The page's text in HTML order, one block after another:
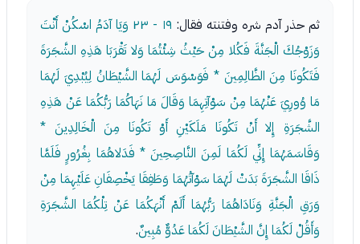
ثم حذر آدم شره وفتنته فقال: ١٩ - ٢٣
وَيَا آدَمُ اسْكُنْ أَنْتَ
وَزَوْجُكَ الْجَنَّةَ فَكُلا مِنْ حَيْثُ شِئْتُمَا وَلا تَقْرَبَا هَذِهِ الشَّجَرَةَ
فَتَكُونَا مِنَ الظَّالِمِينَ * فَوَسْوَسَ لَهُمَا الشَّيْطَانُ لِيُبْدِيَ لَهُمَا
مَا وُورِيَ عَنْهُمَا مِنْ سَوْآتِهِمَا وَقَالَ مَا نَهَاكُمَا رَبُّكُمَا عَنْ هَذِهِ
الشَّجَرَةِ إِلا أَنْ تَكُونَا مَلَكَيْنِ أَوْ تَكُونَا مِنَ الْخَالِدِينَ *
وَقَاسَمَهُمَا إِنِّي لَكُمَا لَمِنَ النَّاصِحِينَ * فَدَلاهُمَا بِغُرُورٍ فَلَمَّا
ذَاقَا الشَّجَرَةَ بَدَتْ لَهُمَا سَوْآتُهُمَا وَطَفِقَا يَخْصِفَانِ عَلَيْهِمَا مِنْ
وَرَقِ الْجَنَّةِ وَنَادَاهُمَا رَبُّهُمَا أَلَمْ أَنْهَكُمَا عَنْ تِلْكُمَا الشَّجَرَةِ
وَأَقُلْ لَكُمَا إِنَّ الشَّيْطَانَ لَكُمَا عَدُوٌّ مُبِينٌ.